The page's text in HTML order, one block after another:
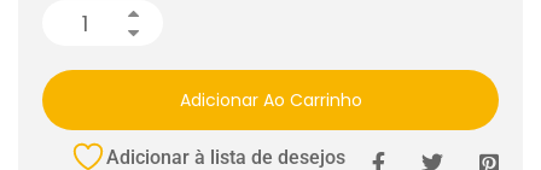
Adicionar Ao Carrinho
Adicionar à lista de desejos